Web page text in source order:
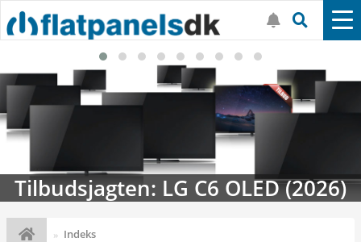
Tilbudsjagten: LG C6 OLED (2026)
Indeks